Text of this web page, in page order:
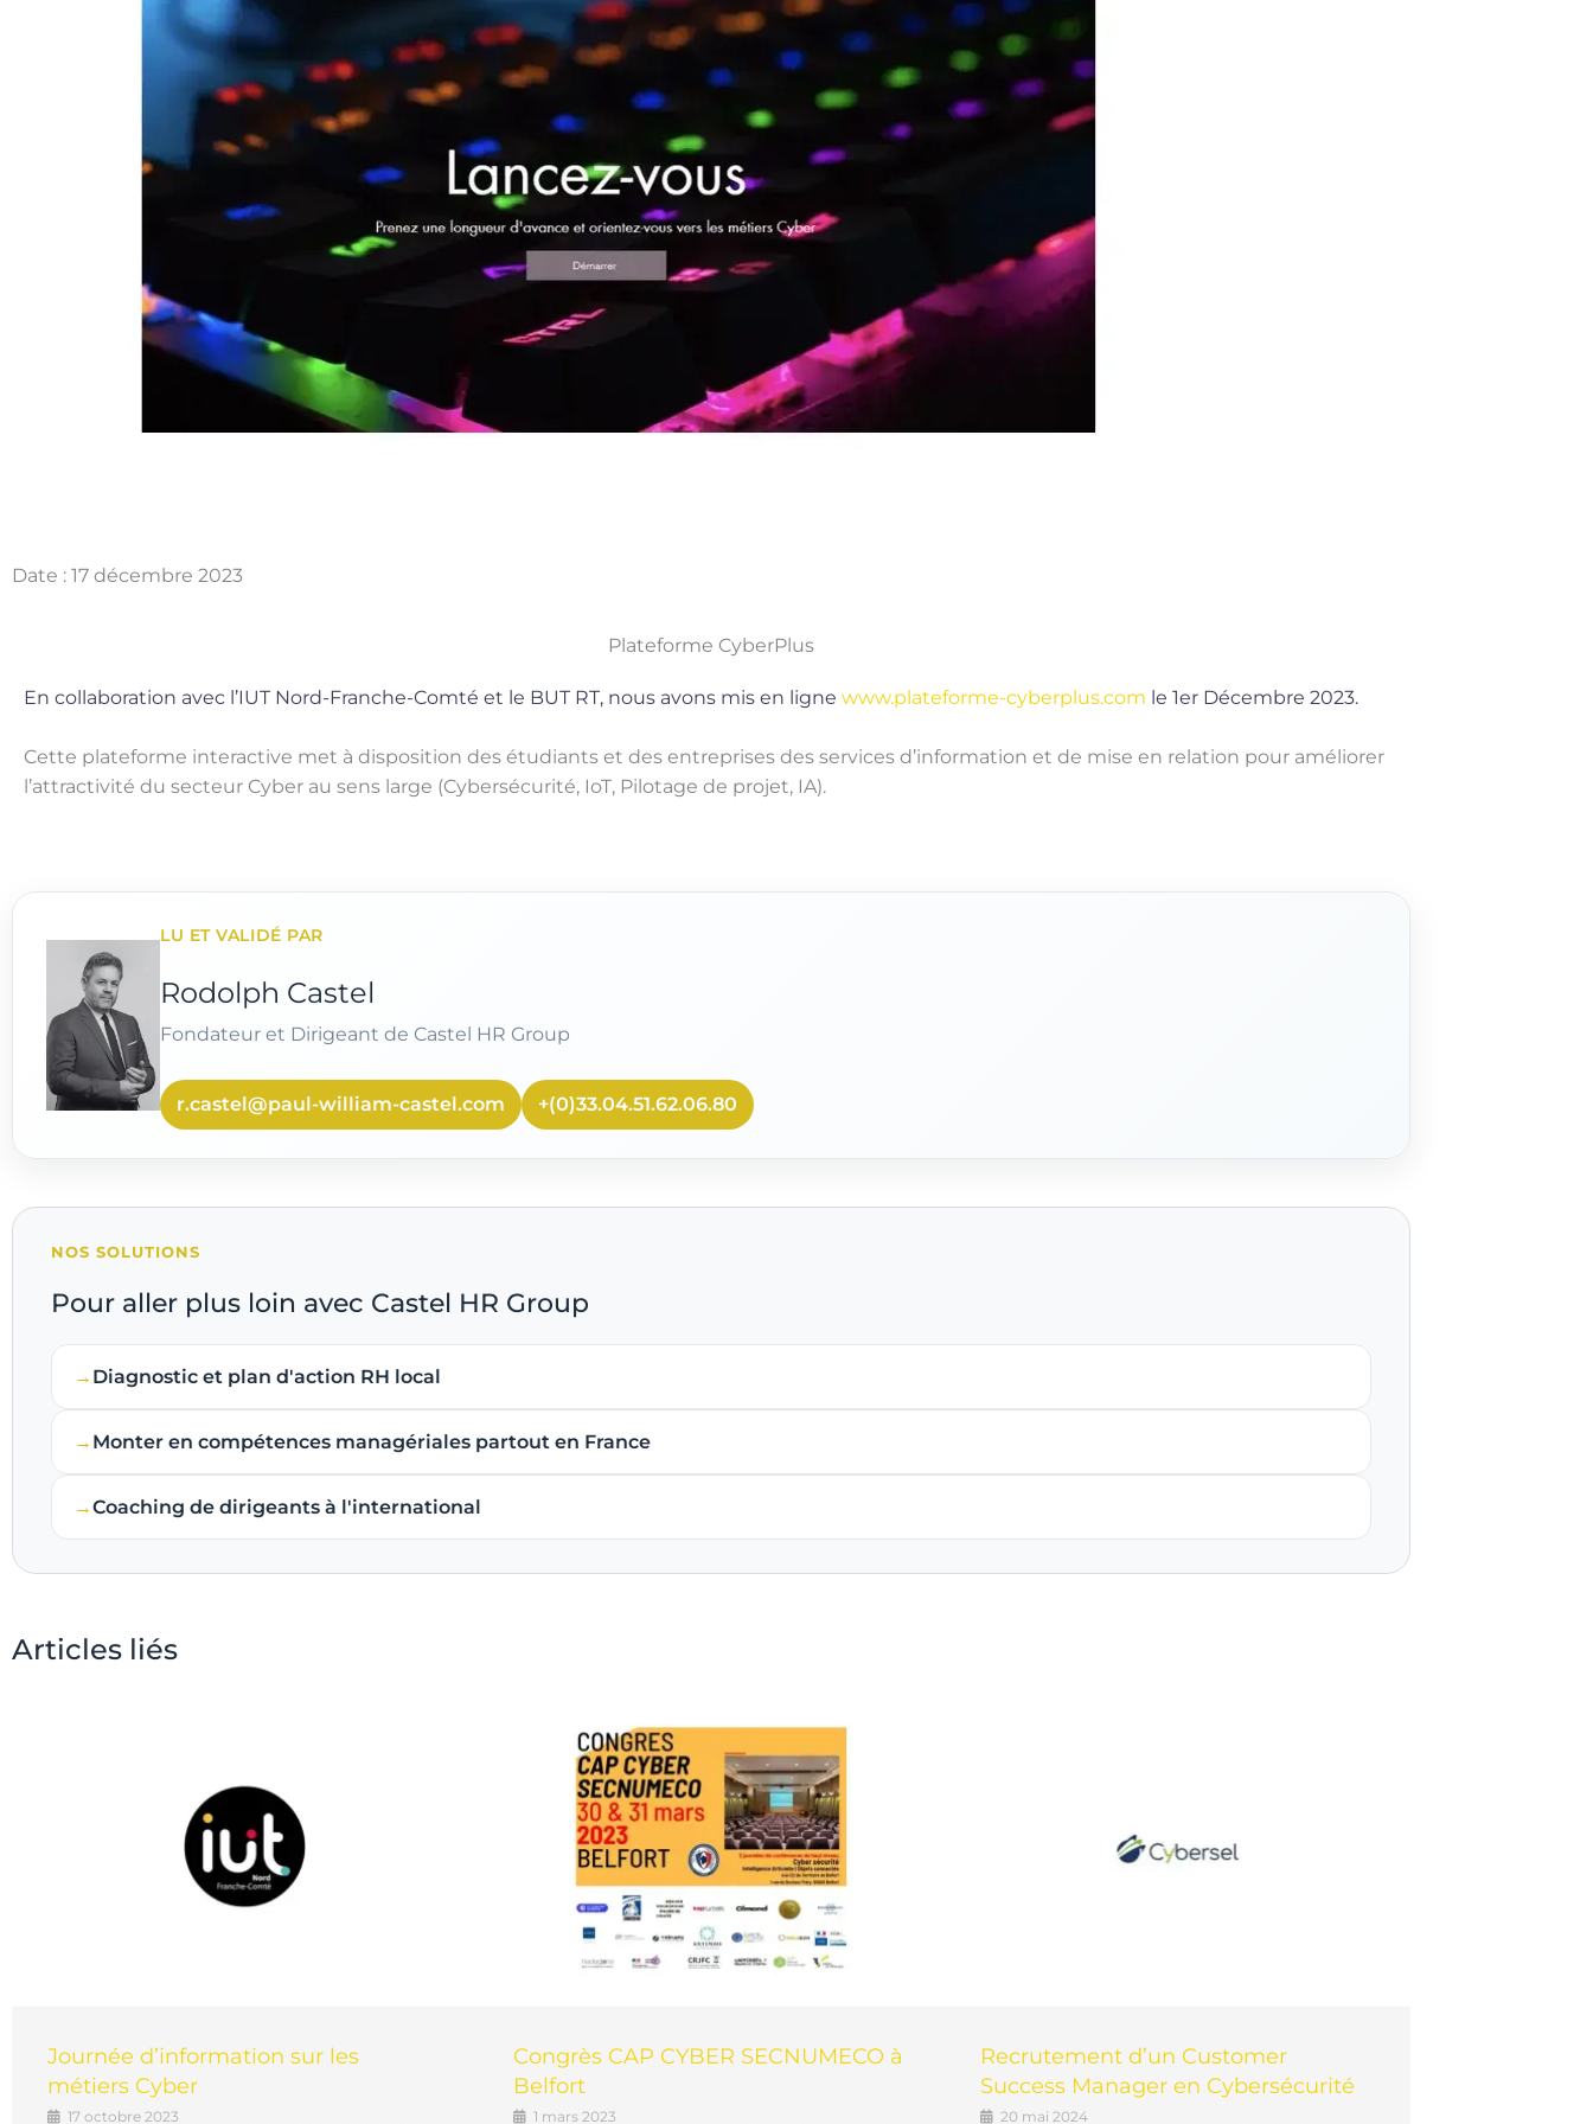
Date : 17 décembre 2023
Plateforme CyberPlus
En collaboration avec l’IUT Nord-Franche-Comté et le BUT RT, nous avons mis en ligne www.plateforme-cyberplus.com le 1er Décembre 2023.
Cette plateforme interactive met à disposition des étudiants et des entreprises des services d’information et de mise en relation pour améliorer
l’attractivité du secteur Cyber au sens large (Cybersécurité, IoT, Pilotage de projet, IA).
LU ET VALIDÉ PAR
Rodolph Castel
Fondateur et Dirigeant de Castel HR Group
r.castel@paul-william-castel.com +(0)33.04.51.62.06.80
NOS SOLUTIONS
Pour aller plus loin avec Castel HR Group
Diagnostic et plan d'action RH local
Monter en compétences managériales partout en France
Coaching de dirigeants à l'international
Articles liés
Journée d’information sur les
métiers Cyber
17 octobre 2023
Congrès CAP CYBER SECNUMECO à
Belfort
1 mars 2023
Recrutement d’un Customer
Success Manager en Cybersécurité
20 mai 2024